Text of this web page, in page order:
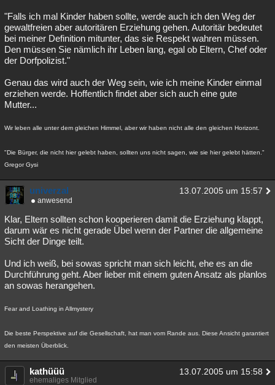
"Falls ich mal Kinder haben sollte, werde auch ich den Weg der
gewaltfreien aber autoritären Erziehung gehen. Autoritär bedeutet
bei meiner Definition mitunter, das sie Respekt wahren müssen.
Den müssen Sie nämlich ihr Leben lang, egal ob Eltern, Chef oder
der Dorfpolizist."
Genau das wird auch der Weg sein, wie ich meine Kinder einmal
erziehen werde. Hoffentlich findet aber sich auch eine gute
Mutter...
Wir leben alle unter dem gleichen Himmel, aber wir haben nicht alle den gleichen Horizont.
"Die Bürger, die nicht hier gelebt haben, sollten uns nicht sagen, wie sie hier gelebt hätten."
Gregor Gysi
univerzal 13.07.2005 um 15:57
anwesend
Klar, Eltern sollten schon kooperieren damit die Erziehung klappt,
darum wär es nicht gerade Übel wenn der Partner die allgemeine
Sicht der Dinge teilt.
Und ich weiß, bei sowas spricht man sich leicht, ehe es an die
Durchführung geht. Aber lieber mit einem guten Ansatz als planlos
an sowas herangehen.
Fear and Loathing in Allmystery
Die beste Perspektive auf die Gesellschaft, hat man vom Rande aus. Diese Ansicht garantiert
den meisten Überblick.
kathüüü 13.07.2005 um 15:58
ehemaliges Mitglied